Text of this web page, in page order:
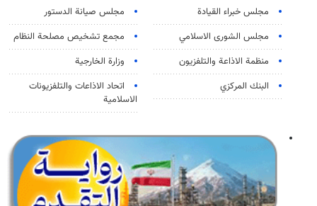
مجلس خبراء القيادة
مجلس صيانة الدستور
مجلس الشورى الاسلامي
مجمع تشخيص مصلحة النظام
منظمة الاذاعة والتلفزیون
وزارة الخارجية
البنك المركزي
اتحاد الاذاعات والتلفزيونات
الاسلامية